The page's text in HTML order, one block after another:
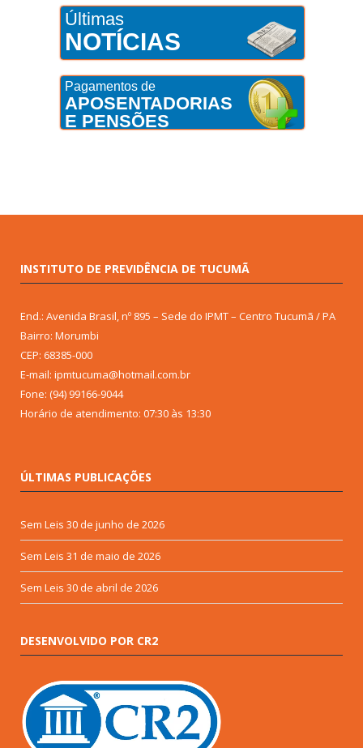
Últimas
NOTÍCIAS
Pagamentos de
APOSENTADORIAS
E PENSÕES
INSTITUTO DE PREVIDÊNCIA DE TUCUMÃ
End.: Avenida Brasil, nº 895 – Sede do IPMT – Centro Tucumã / PA
Bairro: Morumbi
CEP: 68385-000
E-mail: ipmtucuma@hotmail.com.br
Fone: (94) 99166-9044
Horário de atendimento: 07:30 às 13:30
ÚLTIMAS PUBLICAÇÕES
Sem Leis 30 de junho de 2026
Sem Leis 31 de maio de 2026
Sem Leis 30 de abril de 2026
DESENVOLVIDO POR CR2